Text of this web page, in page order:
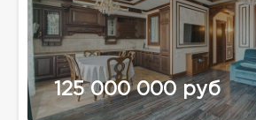
125 000 000 руб